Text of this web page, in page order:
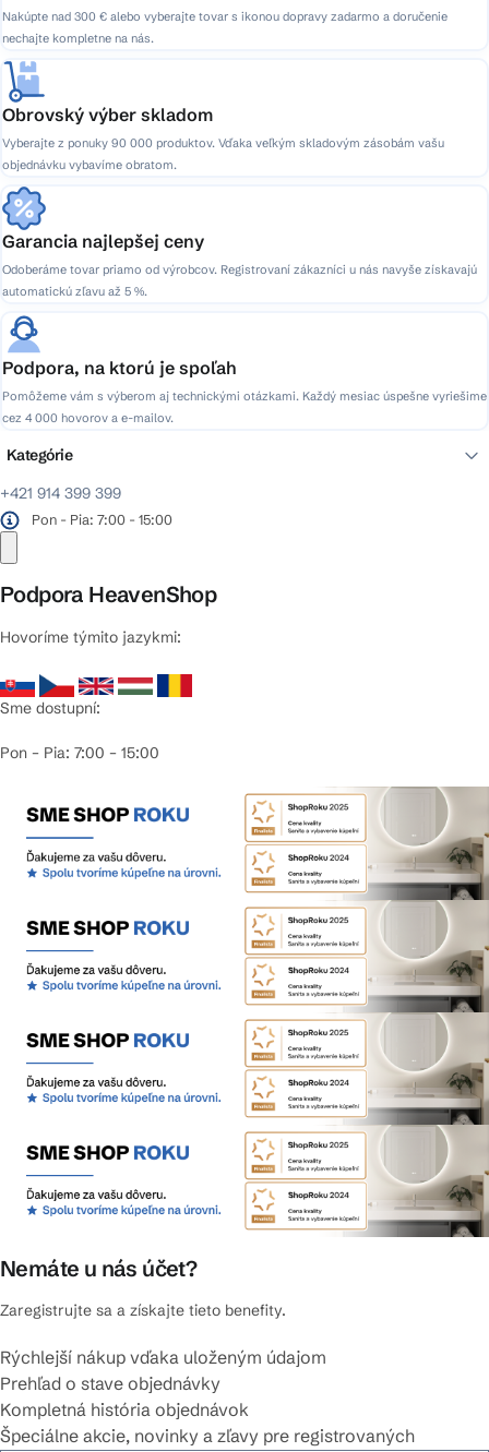
Nakúpte nad 300 € alebo vyberajte tovar s ikonou dopravy zadarmo a doručenie
nechajte kompletne na nás.
Obrovský výber skladom
Vyberajte z ponuky 90 000 produktov. Vďaka veľkým skladovým zásobám vašu
objednávku vybavíme obratom.
Garancia najlepšej ceny
Odoberáme tovar priamo od výrobcov. Registrovaní zákazníci u nás navyše získavajú
automatickú zľavu až 5 %.
Podpora, na ktorú je spoľah
Pomôžeme vám s výberom aj technickými otázkami. Každý mesiac úspešne vyriešime
cez 4 000 hovorov a e-mailov.
+421 914 399 399
Pon - Pia: 7:00 - 15:00
Podpora HeavenShop
Hovoríme týmito jazykmi:
Sme dostupní:
Pon – Pia: 7:00 – 15:00
Nemáte u nás účet?
Zaregistrujte sa a získajte tieto benefity.
Rýchlejší nákup vďaka uloženým údajom
Prehľad o stave objednávky
Kompletná história objednávok
Špeciálne akcie, novinky a zľavy pre registrovaných
Kategórie